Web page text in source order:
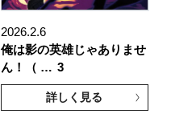
2026.2.6
俺は影の英雄じゃありませ
ん！（ … 3
詳しく見る